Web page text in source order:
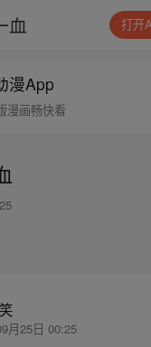
血 打开
漫App
漫画畅快看
月25日 00:25